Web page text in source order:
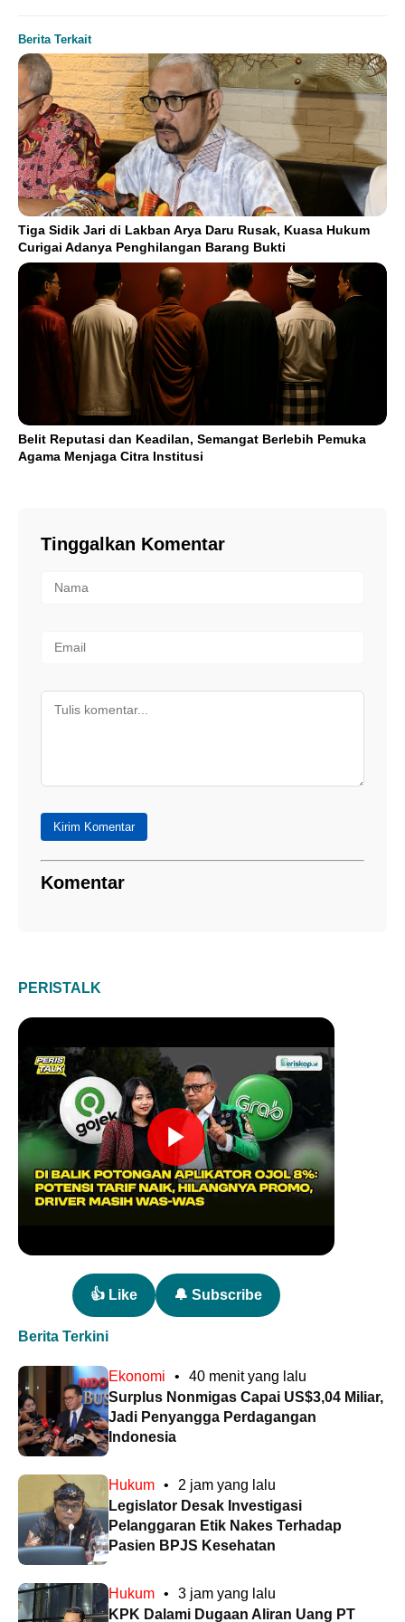
Berita Terkait
Tiga Sidik Jari di Lakban Arya Daru Rusak, Kuasa Hukum
Curigai Adanya Penghilangan Barang Bukti
Belit Reputasi dan Keadilan, Semangat Berlebih Pemuka
Agama Menjaga Citra Institusi
Tinggalkan Komentar
Kirim Komentar
Komentar
PERISTALK
👍 Like 🔔 Subscribe
Berita Terkini
Ekonomi •
40 menit yang lalu
Surplus Nonmigas Capai US$3,04 Miliar,
Jadi Penyangga Perdagangan
Indonesia
Hukum •
2 jam yang lalu
Legislator Desak Investigasi
Pelanggaran Etik Nakes Terhadap
Pasien BPJS Kesehatan
Hukum •
3 jam yang lalu
KPK Dalami Dugaan Aliran Uang PT